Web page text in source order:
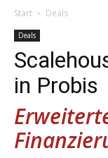
Start Deals
Deals
in Probis